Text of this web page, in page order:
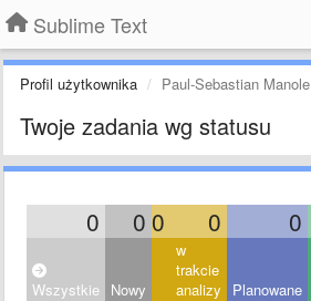
Sublime Text
Profil użytkownika Paul-Sebastian Manole
Twoje zadania wg statusu
0 0 0 0 0
Wszystkie Nowy
w
trakcie
analizy
Planowane